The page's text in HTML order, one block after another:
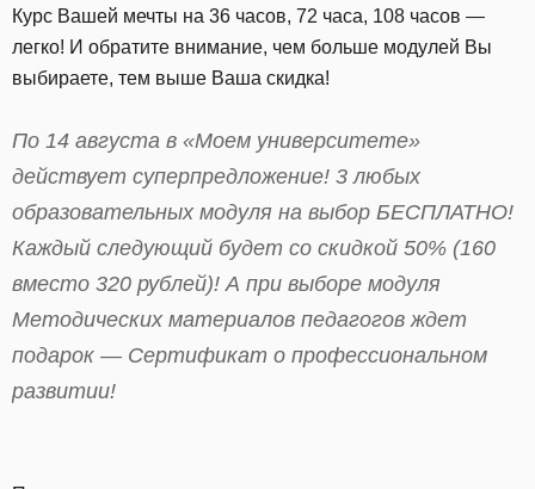
Курс Вашей мечты на 36 часов, 72 часа, 108 часов —
легко! И обратите внимание, чем больше модулей Вы
выбираете, тем выше Ваша скидка!
По 14 августа в «Моем университете»
действует суперпредложение! 3 любых
образовательных модуля на выбор БЕСПЛАТНО!
Каждый следующий будет со скидкой 50% (160
вместо 320 рублей)! А при выборе модуля
Методических материалов педагогов ждет
подарок — Сертификат о профессиональном
развитии!